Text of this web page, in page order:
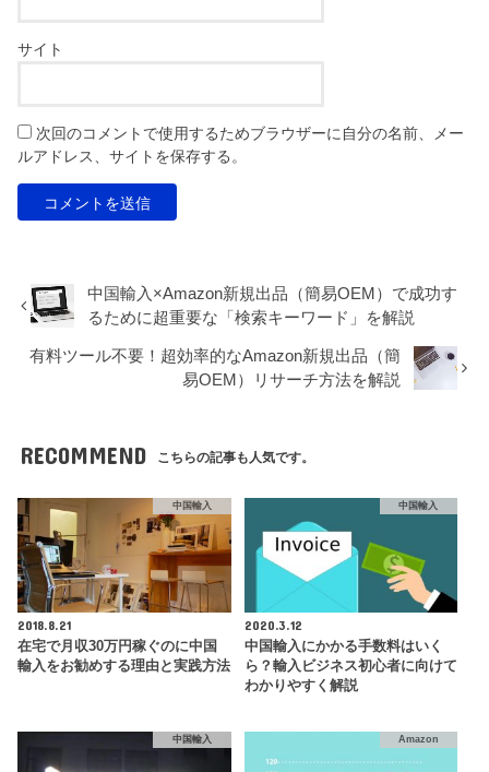
サイト
次回のコメントで使用するためブラウザーに自分の名前、メー
ルアドレス、サイトを保存する。
中国輸入×Amazon新規出品（簡易OEM）で成功す
るために超重要な「検索キーワード」を解説
有料ツール不要！超効率的なAmazon新規出品（簡
易OEM）リサーチ方法を解説
RECOMMEND こちらの記事も人気です。
中国輸入
2018.8.21
在宅で月収30万円稼ぐのに中国
輸入をお勧めする理由と実践方法
中国輸入
2020.3.12
中国輸入にかかる手数料はいく
ら？輸入ビジネス初心者に向けて
わかりやすく解説
中国輸入 Amazon